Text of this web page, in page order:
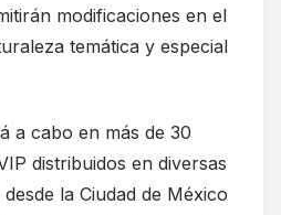
modificaciones en el
temática y especial
a cabo en más de 30
distribuidos en diversas
la Ciudad de México